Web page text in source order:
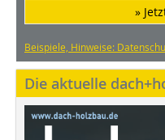
»
Beispiele, Hinweise:
Die aktuelle